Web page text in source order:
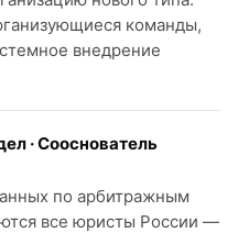
команды,
внедрение
· Сооснователь
по арбитражным
все юристы России —